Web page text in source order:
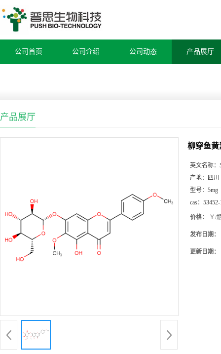
公司首页 公司介绍 公司动态 产品展厅
产品展厅
柳穿鱼黄
英文名称：
产地：
四川
型号： 5mg
cas：
价格： ￥/
发布日期：
更新日期：